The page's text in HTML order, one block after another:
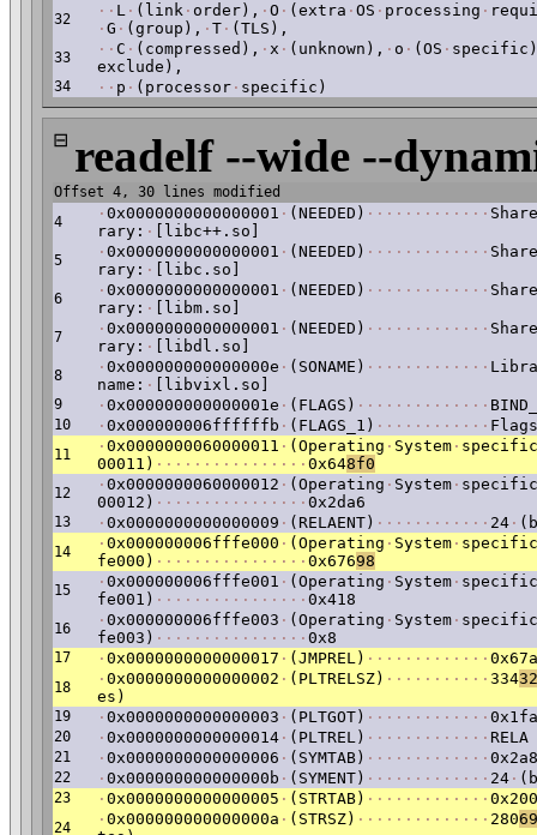
32 · · L · (link · order), · O · (extra · OS · processing ·
· G · (group), · T · (TLS),
33 · · C · (compressed), · x · (unknown), · o · (OS ·
exclude),
34 · · p · (processor · specific)
⊟ readelf --wide --
Offset 4, 30 lines modified
4
· 0x0000000000000001 · (NEEDED) · · · · · · · · · · · · ·
rary: · [libc++.so]
5 · 0x0000000000000001 · (NEEDED) · · · · · · · · · · · · ·
rary: · [libc.so]
6 · 0x0000000000000001 · (NEEDED) · · · · · · · · · · · · ·
rary: · [libm.so]
7 · 0x0000000000000001 · (NEEDED) · · · · · · · · · · · · ·
rary: · [libdl.so]
8 · 0x000000000000000e · (SONAME) · · · · · · · · · · · · ·
name: · [libvixl.so]
9 · 0x000000000000001e · (FLAGS) · · · · · · · · · · · · · ·
10 · 0x000000006ffffffb · (FLAGS_1) · · · · · · · · · · · ·
11 · 0x0000000060000011 · (Operating · System ·
00011) · · · · · · · · · · · · · · · · 0x648f0
12 · 0x0000000060000012 · (Operating · System ·
00012) · · · · · · · · · · · · · · · · 0x2da6
13 · 0x0000000000000009 · (RELAENT) · · · · · · · · · · · · 24 ·
14 · 0x000000006fffe000 · (Operating · System ·
fe000) · · · · · · · · · · · · · · · · 0x67698
15 · 0x000000006fffe001 · (Operating · System ·
fe001) · · · · · · · · · · · · · · · · 0x418
16 · 0x000000006fffe003 · (Operating · System ·
fe003) · · · · · · · · · · · · · · · · 0x8
17 · 0x0000000000000017 · (JMPREL) · · · · · · · · · · · · · 0x67a
18 · 0x0000000000000002 · (PLTRELSZ) · · · · · · · · · · · 33432
es)
19 · 0x0000000000000003 · (PLTGOT) · · · · · · · · · · · · ·
20 · 0x0000000000000014 · (PLTREL) · · · · · · · · · · · · · RELA
21 · 0x0000000000000006 · (SYMTAB) · · · · · · · · · · · · · 0x2a8
22 · 0x000000000000000b · (SYMENT) · · · · · · · · · · · · · 24 ·
23 · 0x0000000000000005 · (STRTAB) · · · · · · · · · · · · · 0x200
24 · 0x000000000000000a · (STRSZ) · · · · · · · · · · · · · · 280